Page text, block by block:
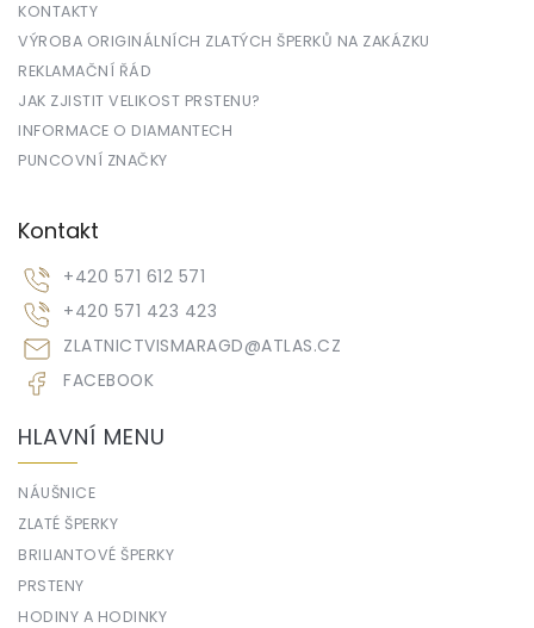
KONTAKTY
VÝROBA ORIGINÁLNÍCH ZLATÝCH ŠPERKŮ NA ZAKÁZKU
REKLAMAČNÍ ŘÁD
JAK ZJISTIT VELIKOST PRSTENU?
INFORMACE O DIAMANTECH
PUNCOVNÍ ZNAČKY
Kontakt
ZLATNICTVISMARAGD@ATLAS.CZ
+420 571 612 571
+420 571 423 423
FACEBOOK
HLAVNÍ MENU
NÁUŠNICE
ZLATÉ ŠPERKY
BRILIANTOVÉ ŠPERKY
PRSTENY
HODINY A HODINKY